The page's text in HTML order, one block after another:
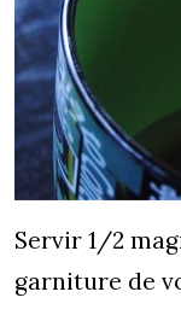
Servir 1/2
garniture de